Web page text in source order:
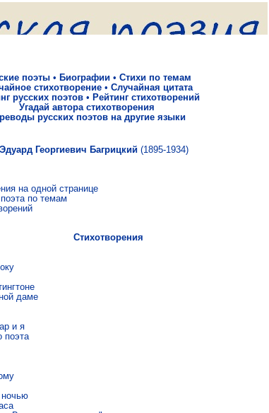
поэты • Биографии • Стихи по темам
стихотворение• Случайная цитата
русских поэтов • Рейтинг стихотворений
Угадай автора стихотворения
русских поэтов на другие языки
Эдуард Георгиевич Багрицкий (1895-1934)
на одной странице
по темам
Стихотворения
даме
и я
поэта
ночью